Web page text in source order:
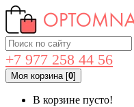
+7 977 258 44 56
Моя корзина[0]
В корзине пусто!